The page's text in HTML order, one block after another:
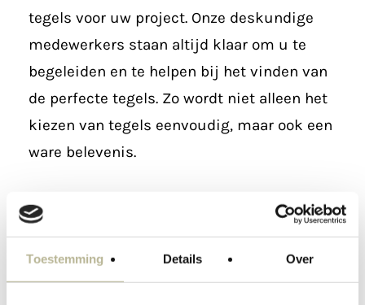
Toestemming Details Over
tegels voor uw project. Onze deskundige
medewerkers staan altijd klaar om u te
begeleiden en te helpen bij het vinden van
de perfecte tegels. Zo wordt niet alleen het
kiezen van tegels eenvoudig, maar ook een
ware belevenis.
Kortom, voor hoogwaardige tegels in
Berkel-Enschot en omgeving, hoeft u niet
verder te zoeken. Marba Tegels, het
familiebedrijf dat garant staat voor totale